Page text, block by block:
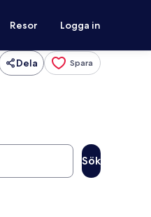
Resor Logga in
Dela Spara
Sök